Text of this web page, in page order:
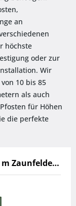
an
höchste
oder zur
Wir
10 bis 85
als auch
für Höhen
die perfekte
Sichtschutz-Zaunset 6/5/6 mit 2,5 m Zaunfeldern